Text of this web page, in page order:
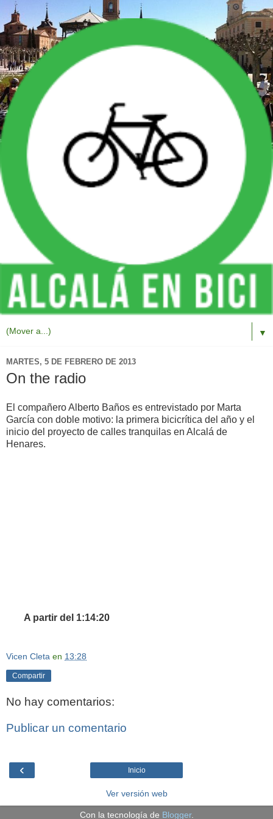
▼
MARTES, 5 DE FEBRERO DE 2013
On the radio
El compañero Alberto Baños es entrevistado por Marta
García con doble motivo: la primera bicicrítica del año y el
inicio del proyecto de calles tranquilas en Alcalá de
Henares.
A partir del 1:14:20
Vicen Cleta en 13:28
Compartir
No hay comentarios:
Publicar un comentario
‹ Inicio
Ver versión web
Con la tecnología de Blogger.